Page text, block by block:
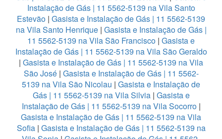
Instalação de Gás | 11 5562-5139 na Vila Santo
Estevão | Gasista e Instalação de Gás | 11 5562-5139
na Vila Santo Henrique| Gasista e Instalação de Gás |
11 5562-5139 na Vila São Francisco | Gasista e
Instalação de Gás | 11 5562-5139 na Vila São Geraldo
| Gasista e Instalação de Gás | 11 5562-5139 na Vila
São José| Gasista e Instalação de Gás | 11 5562-
5139 na Vila São Nicolau | Gasista e Instalação de
Gás | 11 5562-5139 na Vila Silvia| Gasista e
Instalação de Gás | 11 5562-5139 na Vila Socorro|
Gasista e Instalação de Gás | 11 5562-5139 na Vila
Sofia| Gasista e Instalação de Gás | 11 5562-5139 na